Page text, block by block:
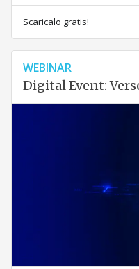
Scaricalo gratis!
WEBINAR
Digital Event: